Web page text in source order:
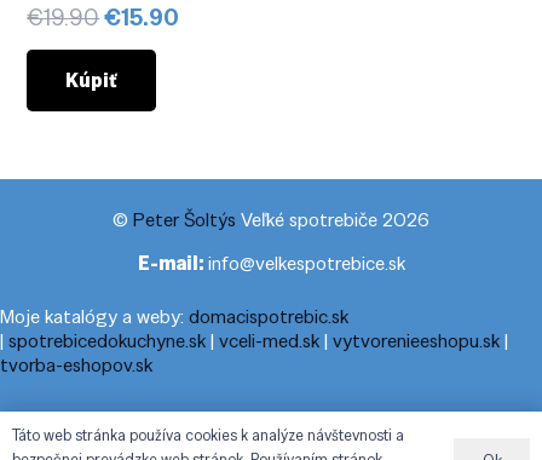
€19.90Pôvodná
cena
bola:
€19.90.
€15.90
Kúpiť
© Peter Šoltýs Veľké spotrebiče 2026
E-mail:info@velkespotrebice.sk
Moje katalógy a weby: domacispotrebic.sk
| spotrebicedokuchyne.sk| vceli-med.sk| vytvorenieeshopu.sk|
tvorba-eshopov.sk
Moje blogy:cestovnyporiadok.eu|pracanadoma.net|telefonny-
zoznam-podla-cisla.sk |praca-z-domu-na-pc.sk|dnesny-
Táto web stránka používa cookies k analýze návštevnosti a